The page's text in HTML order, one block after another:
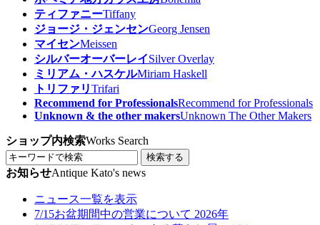
ティファニーTiffany
ジョージ・ジェンセンGeorg Jensen
マイセンMeissen
シルバーオーバーレイSilver Overlay
ミリアム・ハスケルMiriam Haskell
トリファリTrifari
Recommend for ProfessionalsRecommend for Professionals
Unknown & the other makersUnknown The Other Makers
ショップ内検索Works Search
検索する
お知らせAntique Kato's news
ニュース一覧を表示
7/15お盆期間中の営業について 2026年